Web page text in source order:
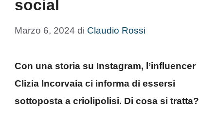
social
Marzo 6, 2024 di Claudio Rossi
Con una storia su Instagram, l’influencer
Clizia Incorvaia ci informa di essersi
sottoposta a criolipolisi. Di cosa si tratta?